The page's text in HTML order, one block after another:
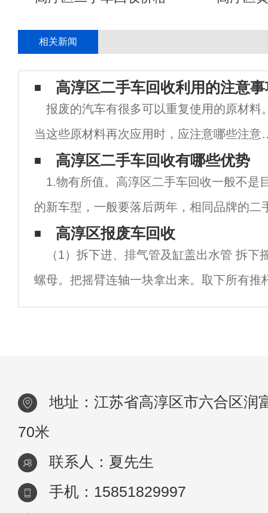
相关新闻
高淳区二手车回收利用的注意
报废的汽车有很多可以重复使用的原材料
当这些原材料再次应用时，应注意哪些注意
项？二手车回收机构在重新应用这些原材料
应该做些什么？接下来，高淳区二手车回收
详细通知您在重新应用原材料时应该做什么
在制
高淳区二手车回收有哪些优势
1.物有所值。高淳区二手车回收一般不是
的新车型，一般要落后两年，相同品牌的二
两年，就可以省掉几千元。其它，随油价上
钱不断增加。假设市民经济不够宽裕，买车
高淳区报废车回收
（1）拆下进、排气管及缸盖出水管 拆下
螺母。把摇臂连轴一块拿出来。取下所有推
序，以便安装时保持原磨擦副。 （2）拆下
地址：江苏省高淳区市六合区润
70米
联系人：夏先生
手机：15851829997